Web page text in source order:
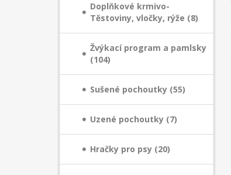
Doplňkové krmivo-
Těstoviny, vločky, rýže (8)
Žvýkací program a pamlsky
(104)
Sušené pochoutky (55)
Uzené pochoutky (7)
Hračky pro psy (20)